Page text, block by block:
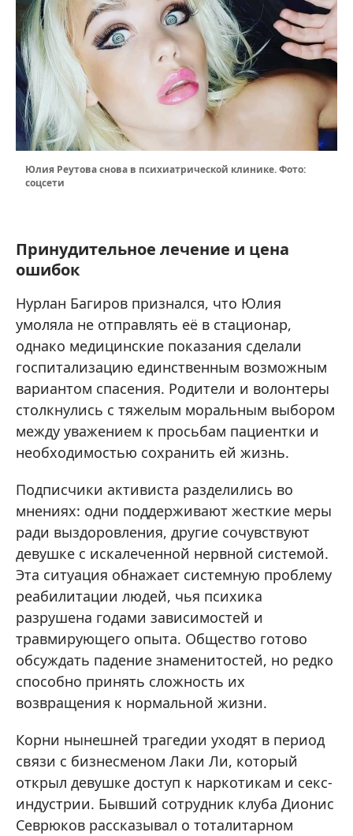
Юлия Реутова снова в психиатрической клинике. Фото:
соцсети
Принудительное лечение и цена
ошибок
Нурлан Багиров признался, что Юлия
умоляла не отправлять её в стационар,
однако медицинские показания сделали
госпитализацию единственным возможным
вариантом спасения. Родители и волонтеры
столкнулись с тяжелым моральным выбором
между уважением к просьбам пациентки и
необходимостью сохранить ей жизнь.
Подписчики активиста разделились во
мнениях: одни поддерживают жесткие меры
ради выздоровления, другие сочувствуют
девушке с искалеченной нервной системой.
Эта ситуация обнажает системную проблему
реабилитации людей, чья психика
разрушена годами зависимостей и
травмирующего опыта. Общество готово
обсуждать падение знаменитостей, но редко
способно принять сложность их
возвращения к нормальной жизни.
Корни нынешней трагедии уходят в период
связи с бизнесменом Лаки Ли, который
открыл девушке доступ к наркотикам и секс-
индустрии. Бывший сотрудник клуба Дионис
Севрюков рассказывал о тоталитарном